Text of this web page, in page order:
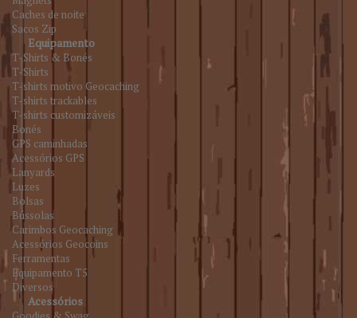
Caches de noite
Sacos Zip
Equipamento
T-Shirts & Bonés
T-Shirts
T-shirts motivo Geocaching
T-shirts trackables
T-shirts customizáveis
Bonés
GPS caminhadas
Acessórios GPS
Lanyards
Luzes
Bolsas
Bússolas
Carimbos Geocaching
Acessórios Geocoins
Ferramentas
Equipamento T5
Diversos
Acessórios